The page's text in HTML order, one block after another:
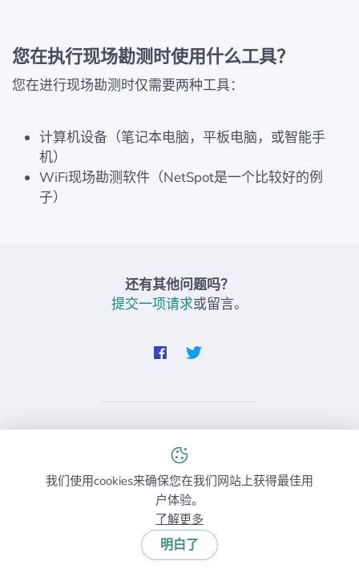
您在执行现场勘测时使用什么工具？
您在进行现场勘测时仅需要两种工具：
计算机设备（笔记本电脑，平板电脑，或智能手
机）
WiFi现场勘测软件（NetSpot是一个比较好的例
子）
还有其他问题吗？
提交一项请求或留言。
接下来阅读更多有关Wi-Fi的内容
如果您想要获取更多有关Wi-Fi的信息，请查看如下有关
Wi-Fi路由器，设置无线网络的最佳应用，WiFi信号等
我们使用cookies来确保您在我们网站上获得最佳用
户体验。
了解更多
明白了